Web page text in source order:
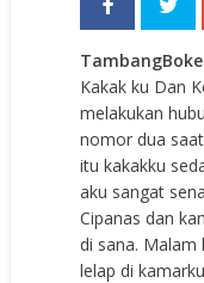
Kakak ku Dan
melakukan
nomor dua
itu kakakku
aku sangat
Cipanas dan
di sana.
lelap di